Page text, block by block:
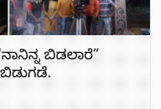
ಬಿಡಲಾರೆ”